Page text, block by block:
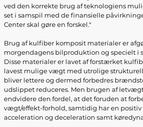
ved den korrekte brug af teknologiens
set i samspil med de finansielle
Center skal gøre en forskel."
Brug af kulfiber komposit materialer er
morgendagens bilproduktion og specielt i
Disse materialer er lavet af forstærket
lavest mulige vægt med utrolige
bliver lettere og dermed forbedres
udslippet reduceres. Men brugen af
endvidere den fordel, at det foruden at
vægt/effekt-forhold, samtidig har en
acceleration og deceleration samt